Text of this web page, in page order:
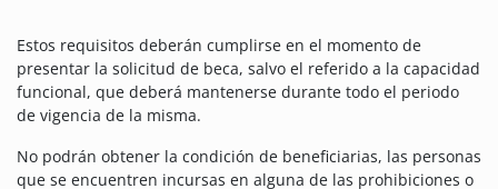
Estos requisitos deberán cumplirse en el momento de
presentar la solicitud de beca, salvo el referido a la capacidad
funcional, que deberá mantenerse durante todo el periodo
de vigencia de la misma.
No podrán obtener la condición de beneficiarias, las personas
que se encuentren incursas en alguna de las prohibiciones o